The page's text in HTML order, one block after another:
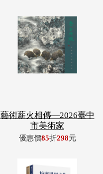
藝術薪火相傳—2026臺中
市美術家
優惠價85折298元